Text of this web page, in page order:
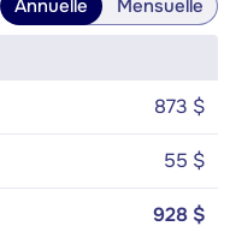
Annuelle Mensuelle
873 $
55 $
928 $